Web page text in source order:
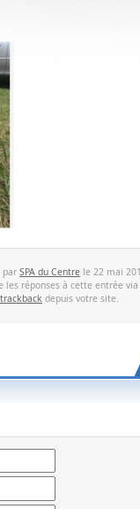
par SPA du Centre le 22 mai
les réponses à cette entrée via
trackback depuis votre site.